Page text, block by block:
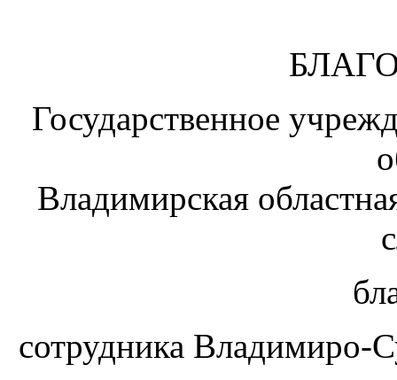
Государственное
Владимирская
сотрудника Владимиро-